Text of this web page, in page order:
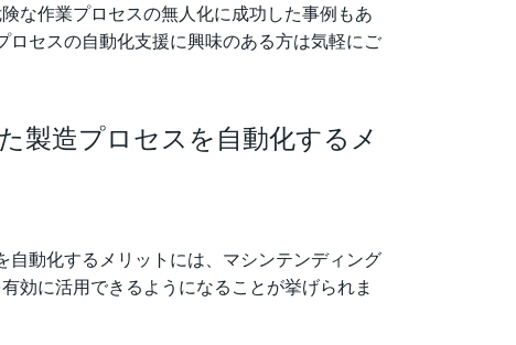
な作業プロセスの無人化に成功した事例もあ
ロセスの自動化支援に興味のある方は気軽にご
製造プロセスを自動化するメ
動化するメリットには、マシンテンディング
効に活用できるようになることが挙げられま